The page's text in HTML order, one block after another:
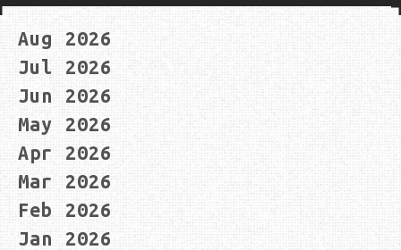
Aug 2026
Jul 2026
Jun 2026
May 2026
Apr 2026
Mar 2026
Feb 2026
Jan 2026